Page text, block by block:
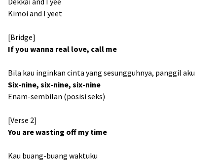
Kimoi and I yeet
[Bridge]
If you wanna real love, call me
Bila kau inginkan cinta yang sesungguhnya, panggil aku
Six-nine, six-nine, six-nine
Enam-sembilan (posisi seks)
[Verse 2]
You are wasting off my time
Kau buang-buang waktuku